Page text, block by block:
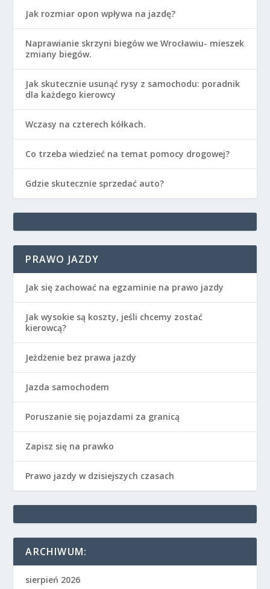
Jak rozmiar opon wpływa na jazdę?
Naprawianie skrzyni biegów we Wrocławiu- mieszek
zmiany biegów.
Jak skutecznie usunąć rysy z samochodu: poradnik
dla każdego kierowcy
Wczasy na czterech kółkach.
Co trzeba wiedzieć na temat pomocy drogowej?
Gdzie skutecznie sprzedać auto?
PRAWO JAZDY
Jak się zachować na egzaminie na prawo jazdy
Jak wysokie są koszty, jeśli chcemy zostać
kierowcą?
Jeżdżenie bez prawa jazdy
Jazda samochodem
Poruszanie się pojazdami za granicą
Zapisz się na prawko
Prawo jazdy w dzisiejszych czasach
ARCHIWUM:
sierpień 2026